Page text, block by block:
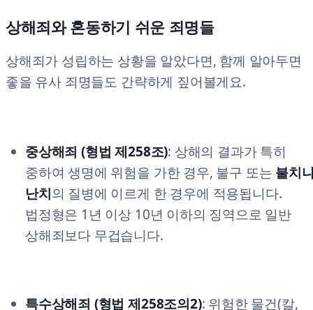
상해죄와 혼동하기 쉬운 죄명들
상해죄가 성립하는 상황을 알았다면, 함께 알아두면
좋을 유사 죄명들도 간략하게 짚어볼게요.
중상해죄 (형법 제258조): 상해의 결과가 특히
중하여 생명에 위험을 가한 경우, 불구 또는 불치
난치의 질병에 이르게 한 경우에 적용됩니다.
법정형은 1년 이상 10년 이하의 징역으로 일반
상해죄보다 무겁습니다.
특수상해죄 (형법 제258조의2): 위험한 물건(칼,